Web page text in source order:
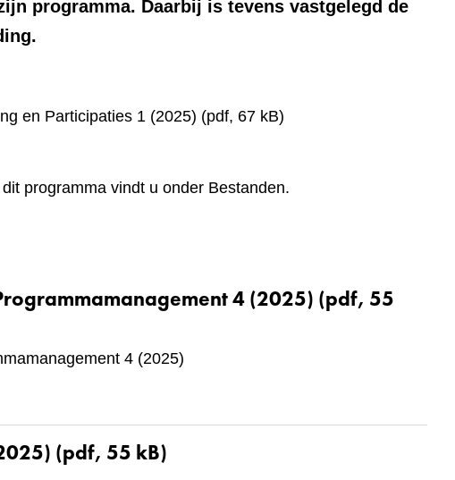
programma. Daarbij is tevens vastgelegd de
en Participaties 1 (2025) (pdf, 67 kB)
programma vindt u onder Bestanden.
4 (2025) (pdf, 55
4 (2025)
(pdf, 55 kB)